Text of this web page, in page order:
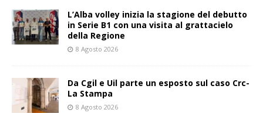
L’Alba volley inizia la stagione del debutto
in Serie B1 con una visita al grattacielo
della Regione
8 Agosto 2026
Da Cgil e Uil parte un esposto sul caso Crc-
La Stampa
8 Agosto 2026